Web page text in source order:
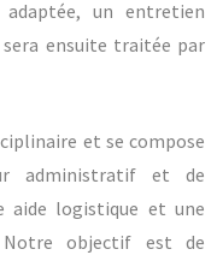
un entretien
ensuite traitée par
et se compose
administratif et de
aide logistique et une
objectif est de